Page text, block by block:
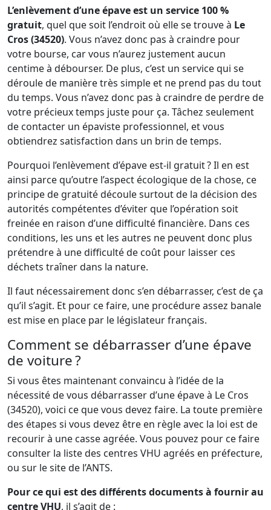
L’enlèvement d’une épave est un service 100 %
gratuit, quel que soit l’endroit où elle se trouve à Le
Cros (34520). Vous n’avez donc pas à craindre pour
votre bourse, car vous n’aurez justement aucun
centime à débourser. De plus, c’est un service qui se
déroule de manière très simple et ne prend pas du tout
du temps. Vous n’avez donc pas à craindre de perdre de
votre précieux temps juste pour ça. Tâchez seulement
de contacter un épaviste professionnel, et vous
obtiendrez satisfaction dans un brin de temps.
Pourquoi l’enlèvement d’épave est-il gratuit ? Il en est
ainsi parce qu’outre l’aspect écologique de la chose, ce
principe de gratuité découle surtout de la décision des
autorités compétentes d’éviter que l’opération soit
freinée en raison d’une difficulté financière. Dans ces
conditions, les uns et les autres ne peuvent donc plus
prétendre à une difficulté de coût pour laisser ces
déchets traîner dans la nature.
Il faut nécessairement donc s’en débarrasser, c’est de ça
qu’il s’agit. Et pour ce faire, une procédure assez banale
est mise en place par le législateur français.
Comment se débarrasser d’une épave
de voiture ?
Si vous êtes maintenant convaincu à l’idée de la
nécessité de vous débarrasser d’une épave à Le Cros
(34520), voici ce que vous devez faire. La toute première
des étapes si vous devez être en règle avec la loi est de
recourir à une casse agréée. Vous pouvez pour ce faire
consulter la liste des centres VHU agréés en préfecture,
ou sur le site de l’ANTS.
Pour ce qui est des différents documents à fournir au
centre VHU, il s’agit de :